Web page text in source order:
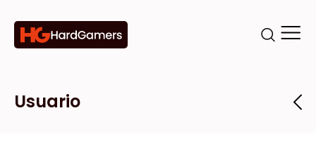
Categorías
Marcas
Tiendas
Usuario